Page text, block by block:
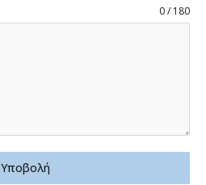
0 / 180
Υποβολή